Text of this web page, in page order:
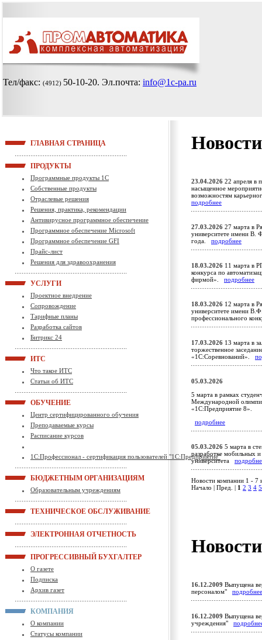
Тел/факс: (4912) 50-10-20. Эл.почта: info@1c-pa.ru
ГЛАВНАЯ СТРАНИЦА
ПРОДУКТЫ
Программные продукты 1С
Собственные продукты
Отраслевые решения
Решения, практика, рекомендации
Антивирусное программное обеспечение
Программное обеспечение Microsoft
Программное обеспечение GFI
Прайс-лист
Решения для здравоохранения
УСЛУГИ
Проектное внедрение
Сопровождение
Тарифные планы
Разработка сайтов
Битрикс 24
ИТС
Что такое ИТС
Статьи об ИТС
ОБУЧЕНИЕ
Центр сертифицированного обучения
Преподаваемые курсы
Расписание курсов
1С:Профессионал - сертификация пользователей "1С:Предприятие"
БЮДЖЕТНЫМ ОРГАНИЗАЦИЯМ
Образовательным учреждениям
ТЕХНИЧЕСКОЕ ОБСЛУЖИВАНИЕ
ЭЛЕКТРОННАЯ ОТЧЕТНОСТЬ
ПРОГРЕССИВНЫЙ БУХГАЛТЕР
О газете
Подписка
Архив газет
КОМПАНИЯ
О компании
Статусы компании
23.04.2026 22 апреля в
насыщенное
возможностям
подробнее
27.03.2026 27 марта в
университете имени В.
года. подробнее
18.03.2026 11 марта в
конкурса по
фирмой». подробнее
18.03.2026 12 марта в
университете имени
профессионального
17.03.2026 13 марта в
торжественное
«1С:Соревнований».
05.03.2026
5 марта в рамках
Международной
«1С:Предприятие 8».
подробнее
05.03.2026 5 марта в
разработке мобильных
университета
Новости компании 1 - 7
Начало | Пред. | 1 2 3 4 5
16.12.2009 Выпущена
персоналом" подробнее
16.12.2009 Выпущена
учреждения"